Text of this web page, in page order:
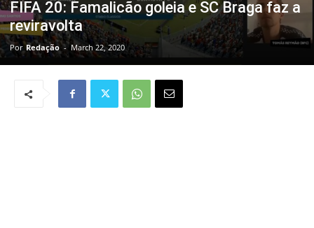
FIFA 20: Famalicão goleia e SC Braga faz a
reviravolta
Por Redação - March 22, 2020